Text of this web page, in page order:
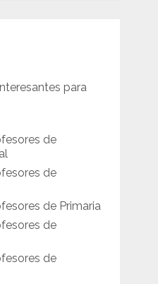
para
de
de
de Primaria
de
de